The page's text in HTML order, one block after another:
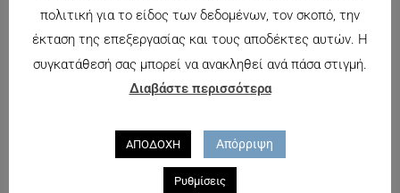
CARRERA 6607
πολιτική για το είδος των δεδομένων, τον σκοπό, την
έκταση της επεξεργασίας και τους αποδέκτες αυτών. Η
συγκατάθεσή σας μπορεί να ανακληθεί ανά πάσα στιγμή.
Διαβάστε περισσότερα
ΑΠΟΔΟΧΗ Απόρριψη
Ρυθμίσεις